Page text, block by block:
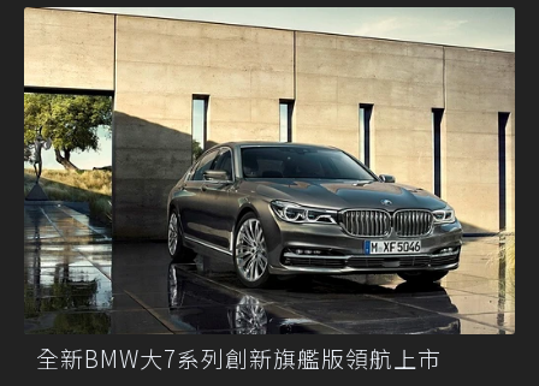
全新BMW大7系列創新旗艦版領航上市